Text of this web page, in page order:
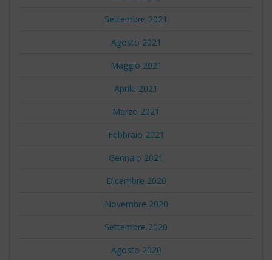
Settembre 2021
Agosto 2021
Maggio 2021
Aprile 2021
Marzo 2021
Febbraio 2021
Gennaio 2021
Dicembre 2020
Novembre 2020
Settembre 2020
Agosto 2020